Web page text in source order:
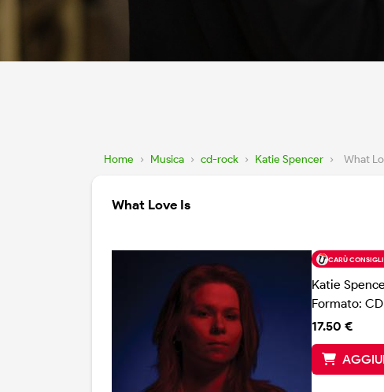
Home › Musica › cd-rock › Katie Spencer › What
What Love Is
CARÙ
Katie
Formato: CD
17.50 €